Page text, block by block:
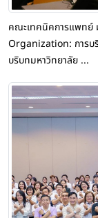
คณะเทคนิคการแพทย์
Organization: การบ
บริบทมหาวิทยาลัย ...